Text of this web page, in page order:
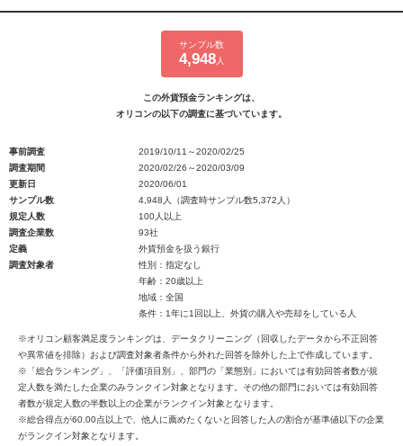
サンプル数
4,948人
この外貨預金ランキングは、
オリコンの以下の調査に基づいています。
事前調査
2019/10/11～2020/02/25
調査期間
2020/02/26～2020/03/09
更新日
2020/06/01
サンプル数
4,948人（調査時サンプル数5,372人）
規定人数
100人以上
調査企業数
93社
定義
外貨預金を扱う銀行
調査対象者
性別：指定なし
年齢：20歳以上
地域：全国
条件：1年に1回以上、外貨の購入や売却をしている人
※オリコン顧客満足度ランキングは、データクリーニング（回収したデータから不正回答
や異常値を排除）および調査対象者条件から外れた回答を除外した上で作成しています。
※「総合ランキング」、「評価項目別」、部門の「業態別」においては有効回答者数が規
定人数を満たした企業のみランクイン対象となります。その他の部門においては有効回答
者数が規定人数の半数以上の企業がランクイン対象となります。
※総合得点が60.00点以上で、他人に薦めたくないと回答した人の割合が基準値以下の企業
がランクイン対象となります。